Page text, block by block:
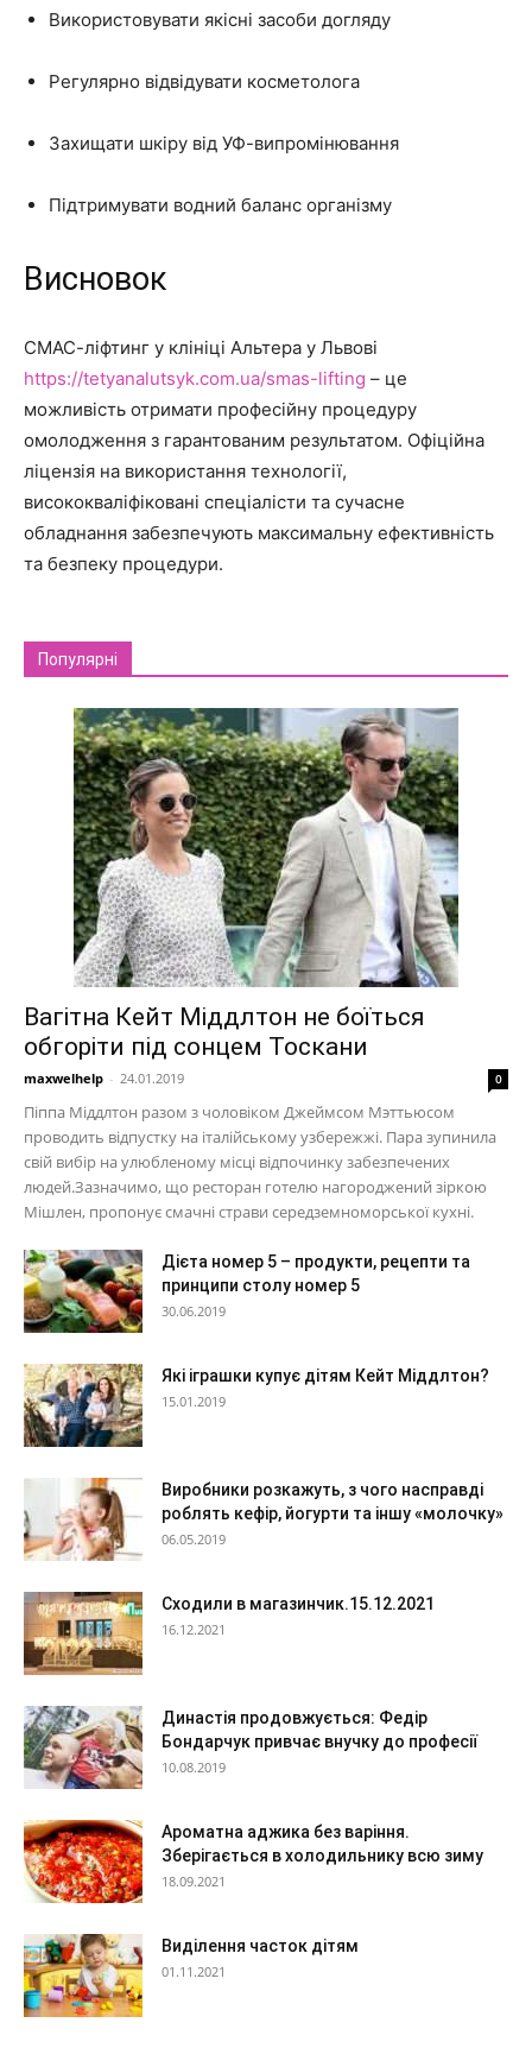
Використовувати якісні засоби догляду
Регулярно відвідувати косметолога
Захищати шкіру від УФ-випромінювання
Підтримувати водний баланс організму
Висновок
СМАС-ліфтинг у клініці Альтера у Львові
https://tetyanalutsyk.com.ua/smas-lifting – це
можливість отримати професійну процедуру
омолодження з гарантованим результатом. Офіційна
ліцензія на використання технології,
висококваліфіковані спеціалісти та сучасне
обладнання забезпечують максимальну ефективність
та безпеку процедури.
Популярні
Вагітна Кейт Міддлтон не боїться
обгоріти під сонцем Тоскани
maxwelhelp - 24.01.2019 0
Піппа Міддлтон разом з чоловіком Джеймсом Мэттьюсом
проводить відпустку на італійському узбережжі. Пара зупинила
свій вибір на улюбленому місці відпочинку забезпечених
людей.Зазначимо, що ресторан готелю нагороджений зіркою
Мішлен, пропонує смачні страви середземноморської кухні.
Дієта номер 5 – продукти, рецепти та
принципи столу номер 5
30.06.2019
Які іграшки купує дітям Кейт Міддлтон?
15.01.2019
Виробники розкажуть, з чого насправді
роблять кефір, йогурти та іншу «молочку»
06.05.2019
Сходили в магазинчик.15.12.2021
16.12.2021
Династія продовжується: Федір
Бондарчук привчає внучку до професії
10.08.2019
Ароматна аджика без варіння.
Зберігається в холодильнику всю зиму
18.09.2021
Виділення часток дітям
01.11.2021